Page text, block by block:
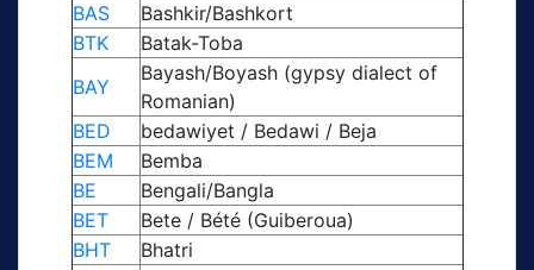
BAS
Bashkir/Bashkort
BTK
Batak-Toba
BAY
Bayash/Boyash (gypsy dialect of
Romanian)
BED
bedawiyet / Bedawi / Beja
BEM
Bemba
BE
Bengali/Bangla
BET
Bete / Bété (Guiberoua)
BHT
Bhatri